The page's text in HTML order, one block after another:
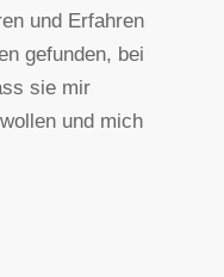
und Erfahren
gefunden, bei
sie mir
und mich